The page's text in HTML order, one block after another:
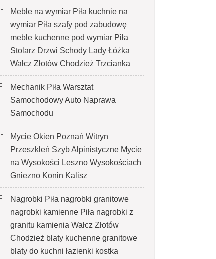
Meble na wymiar Piła kuchnie na
wymiar Piła szafy pod zabudowę
meble kuchenne pod wymiar Piła
Stolarz Drzwi Schody Lady Łóżka
Wałcz Złotów Chodzież Trzcianka
Mechanik Piła Warsztat
Samochodowy Auto Naprawa
Samochodu
Mycie Okien Poznań Witryn
Przeszkleń Szyb Alpinistyczne Mycie
na Wysokości Leszno Wysokościach
Gniezno Konin Kalisz
Nagrobki Piła nagrobki granitowe
nagrobki kamienne Piła nagrobki z
granitu kamienia Wałcz Złotów
Chodzież blaty kuchenne granitowe
blaty do kuchni łazienki kostka